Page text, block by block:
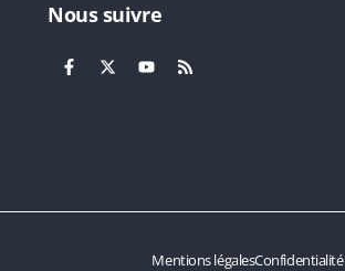
Nous suivre
Mentions légalesConfidentialité